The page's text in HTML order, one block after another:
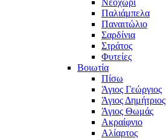
Νεοχώρι
Παλιάμπελα
Παναιτώλιο
Σαρδίνια
Στράτος
Φυτείες
Βοιωτία
Πίσω
Άγιος Γεώργιος
Άγιος Δημήτριος
Άγιος Θωμάς
Ακραίφνιο
Αλίαρτος